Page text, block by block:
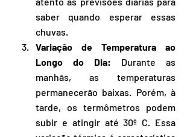
saber quando esperar essas
chuvas.
Variação de Temperatura ao
Longo do Dia: Durante as
manhãs, as temperaturas
permanecerão baixas. Porém, à
tarde, os termômetros podem
subir e atingir até 30º C. Essa